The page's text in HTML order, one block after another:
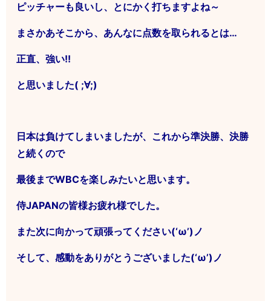
ピッチャーも良いし、とにかく打ちますよね～
まさかあそこから、あんなに点数を取られるとは…
正直、強い!!
と思いました( ;∀;)
日本は負けてしまいましたが、これから準決勝、決勝
と続くので
最後までWBCを楽しみたいと思います。
侍JAPANの皆様お疲れ様でした。
また次に向かって頑張ってください(‘ω’)ノ
そして、感動をありがとうございました(‘ω’)ノ